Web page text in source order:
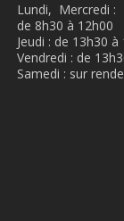
Lundi, Mercredi :
de 8h30 à 12h00
Jeudi : de 13h30 à
Vendredi : de
Samedi : sur